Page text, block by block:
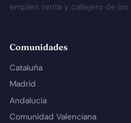
empleo, renta y callejero de los
Comunidades
Cataluña
Madrid
Andalucía
Comunidad Valenciana